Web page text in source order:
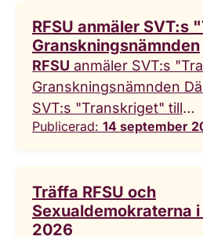
dörrar som annars ...
feministisk organisation
lesbiska, bisexuella och
Nyligen inleddes ett
RFSU. –RFSUöppnar
skulle ha varit stängda
RFSU anmäler SVT:s
Granskningsnämnden
RFSU anmäler SVT:s
Granskningsnämnden
SVT:s "Transkriget" till
granskningsnämnden |
radio och tv.
bild av ... av transvården
Publicerad: 14 september
Träffa RFSU och
Sexualdemokraterna
2026